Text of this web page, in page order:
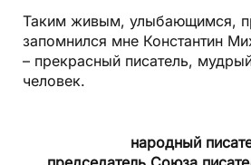
Таким живым, улыбающимся,
запомнился мне Константин
– прекрасный писатель,
человек.
народный